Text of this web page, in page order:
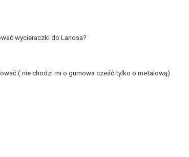
wycieraczki do Lanosa?
( nie chodzi mi o gumowa cześć tylko o metalową)